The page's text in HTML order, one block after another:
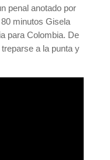
penal anotado por
minutos Gisela
para Colombia. De
a la punta y